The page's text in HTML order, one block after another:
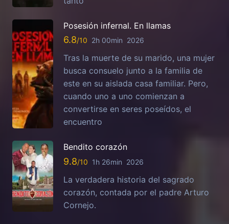
Posesión infernal. En llamas
6.8 2h 00min 2026
Tras la muerte de su marido, una mujer
busca consuelo junto a la familia de
este en su aislada casa familiar. Pero,
cuando uno a uno comienzan a
convertirse en seres poseídos, el
encuentro
Bendito corazón
9.8 1h 26min 2026
La verdadera historia del sagrado
corazón, contada por el padre Arturo
Cornejo.